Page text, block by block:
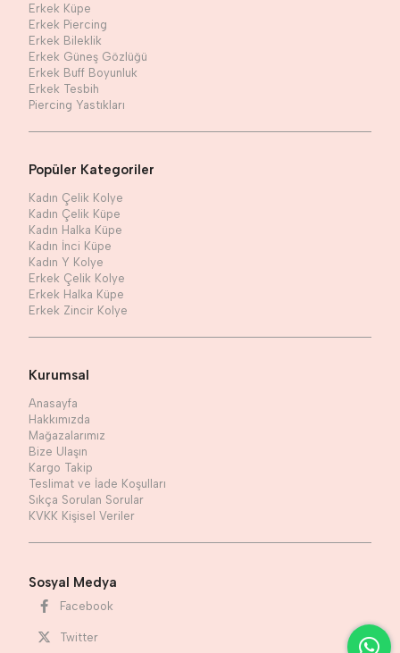
Erkek Küpe
Erkek Piercing
Erkek Bileklik
Erkek Güneş Gözlüğü
Erkek Buff Boyunluk
Erkek Tesbih
Piercing Yastıkları
Popüler Kategoriler
Kadın Çelik Kolye
Kadın Çelik Küpe
Kadın Halka Küpe
Kadın İnci Küpe
Kadın Y Kolye
Erkek Çelik Kolye
Erkek Halka Küpe
Erkek Zincir Kolye
Kurumsal
Anasayfa
Hakkımızda
Mağazalarımız
Bize Ulaşın
Kargo Takip
Teslimat ve İade Koşulları
Sıkça Sorulan Sorular
KVKK Kişisel Veriler
Sosyal Medya
Facebook
Twitter